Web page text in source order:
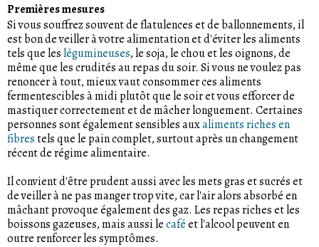
Premières mesures
Si vous souffrez souvent de flatulences et de ballonnements, il
est bon de veiller à votre alimentation et d'éviter les aliments
tels que les légumineuses, le soja, le chou et les oignons, de
même que les crudités au repas du soir. Si vous ne voulez pas
renoncer à tout, mieux vaut consommer ces aliments
fermentescibles à midi plutôt que le soir et vous efforcer de
mastiquer correctement et de mâcher longuement. Certaines
personnes sont également sensibles auxaliments riches en
fibrestels que le pain complet, surtout après un changement
récent de régime alimentaire.
Il convient d'être prudent aussi avec les mets gras et sucrés et
de veiller à ne pas manger trop vite, car l'air alors absorbé en
mâchant provoque également des gaz. Les repas riches et les
boissons gazeuses, mais aussi lecaféet l'alcool peuvent en
outre renforcer les symptômes.